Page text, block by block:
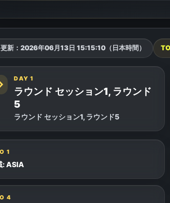
新： 2026年06月13日 15:15:10（日本時間）
DAY 1
ラウンド セッション1, ラウンド
5
ラウンド セッション1, ラウンド5
1
: ASIA
4